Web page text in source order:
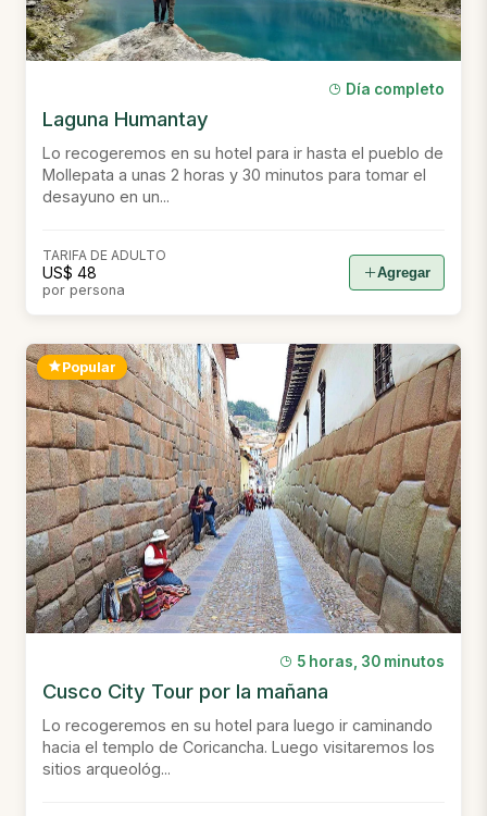
Día completo
Laguna Humantay
Lo recogeremos en su hotel para ir hasta el pueblo de
Mollepata a unas 2 horas y 30 minutos para tomar el
desayuno en un...
TARIFA DE ADULTO
US$ 48
por persona
Agregar
Popular
5 horas, 30 minutos
Cusco City Tour por la mañana
Lo recogeremos en su hotel para luego ir caminando
hacia el templo de Coricancha. Luego visitaremos los
sitios arqueológ...